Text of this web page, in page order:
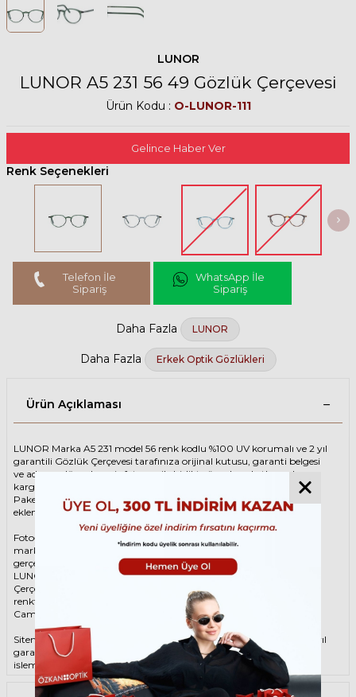
LUNOR
LUNOR A5 231 56 49 Gözlük Çerçevesi
Ürün Kodu : O-LUNOR-111
Gelince Haber Ver
Renk Seçenekleri
Telefon İle
Sipariş
WhatsApp İle
Sipariş
Daha Fazla LUNOR
Daha Fazla Erkek Optik Gözlükleri
Ürün Açıklaması
LUNOR Marka A5 231 model 56 renk kodlu %100 UV korumalı ve 2 yıl
garantili Gözlük Çerçevesi tarafınıza orijinal kutusu, garanti belgesi
ve adınıza düzenlenmiş faturası ile birlikte özenle paketlenerek
kargoya teslim edilir.
Paketinize ek olarak silme bezi ve temizleme spreyi ücretsiz olarak
eklenmektedir.
Fotoğraftaki Gözlük Çerçevesi kutusu gösterim amaçlı olup
markanın orijinal alternatiflerinden gönderim
gerçekleştirilebilmektedir.
LUNOR Unisex Yeşil Gözlük ÇerçevesiLUNOR A5 231 56 49 Gözlük
Çerçevesi çerçeve şekli Oval, hammaddesi Asetat, çerçeve rengi Yeşil
renktir.
Camlar %100 korumalı renkli camların materyali ‘dir.
Sitemizden alacağınız LUNOR Gözlük Çerçevesi %100 orijinal ve 2 yıl
garantilidir. Garanti kapsamındaki tüm parça değişim ve tamir
işlemlerini
ÖZKAN OPTİKmağazalarından ücretsiz olarak destek
alabilirsiniz.